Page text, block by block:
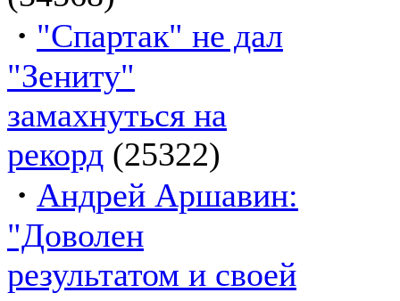
· "Спартак" не дал
"Зениту"
замахнуться на
рекорд (25322)
· Андрей Аршавин:
"Доволен
результатом и своей